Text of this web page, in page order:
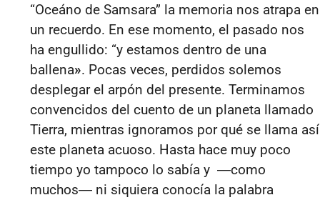
“Oceáno de Samsara” la memoria nos atrapa en
un recuerdo. En ese momento, el pasado nos
ha engullido: “y estamos dentro de una
ballena». Pocas veces, perdidos solemos
desplegar el arpón del presente. Terminamos
convencidos del cuento de un planeta llamado
Tierra, mientras ignoramos por qué se llama así
este planeta acuoso. Hasta hace muy poco
tiempo yo tampoco lo sabía y ―como
muchos― ni siquiera conocía la palabra